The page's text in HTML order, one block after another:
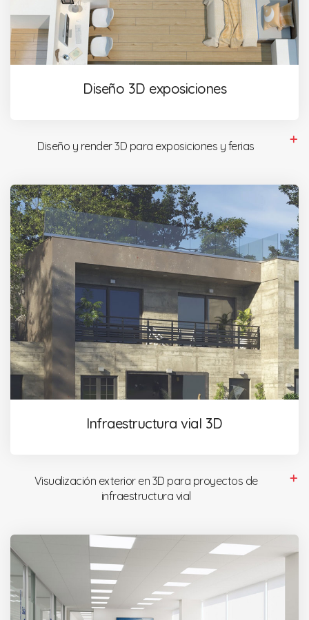
Diseño 3D exposiciones
Diseño y render 3D para exposiciones y ferias
Infraestructura vial 3D
Visualización exterior en 3D para proyectos de
infraestructura vial